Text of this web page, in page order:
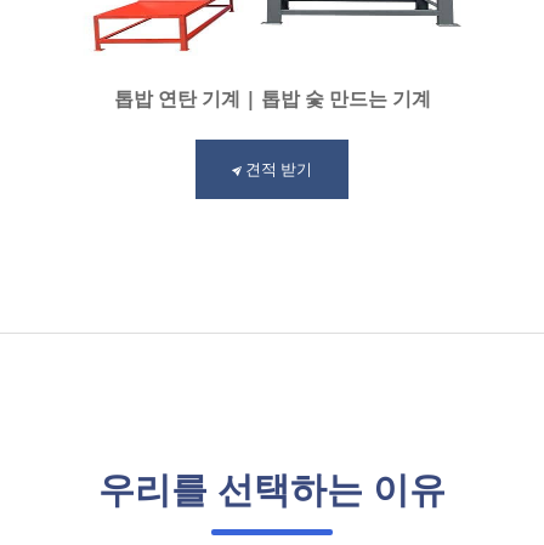
톱밥 연탄 기계 | 톱밥 숯 만드는 기계
견적 받기
우리를 선택하는 이유